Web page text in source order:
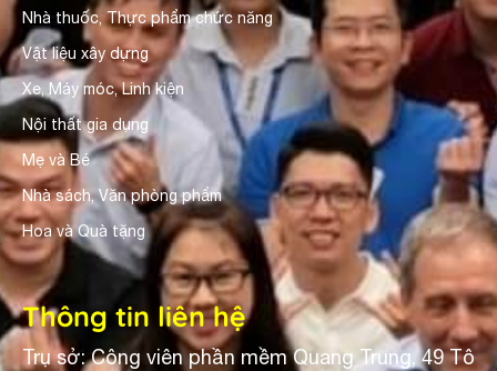
Nhà thuốc, Thực phẩm chức năng
Vật liệu xây dựng
Xe, Máy móc, Linh kiện
Nội thất gia dụng
Mẹ và Bé
Nhà sách, Văn phòng phẩm
Hoa và Quà tặng
Thông tin liên hệ
Trụ sở: Công viên phần mềm Quang Trung, 49 Tô